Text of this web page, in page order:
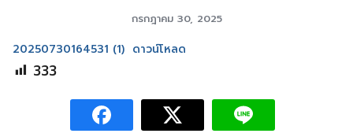
กรกฎาคม 30, 2025
20250730164531 (1) ดาวน์โหลด
333